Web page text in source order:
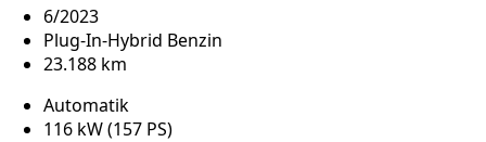
6/2023
Plug-In-Hybrid Benzin
23.188 km
Automatik
116 kW (157 PS)